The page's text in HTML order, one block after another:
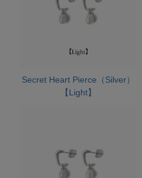
Secret Heart Pierce（Silver）
【Light】